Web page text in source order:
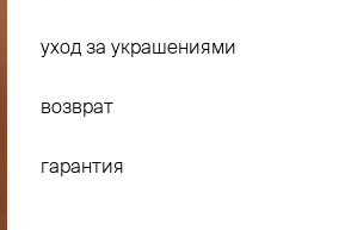
уход за украшениями
возврат
гарантия